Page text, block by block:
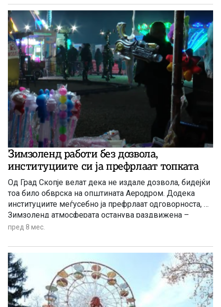
уметност, локации за културни настани и театар со
затворена сцена.“ – објави на својот официјален
фејсбук-профил градоначалникот на Скопје Орце
Ѓорѓиевски.
Зимзоленд работи без дозвола,
институциите си ја префрлаат топката
Од Град Скопје велат дека не издале дозвола, бидејќи
тоа било обврска на општината Аеродром. Додека
институциите меѓусебно ја префрлаат одговорноста, во
Зимзоленд атмосферата останува раздвижена –
музика, светилки и детска смеа го исполнуваат
пред 8 мес.